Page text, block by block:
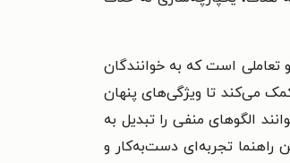
تعاملی است که به خوانندگان
می‌کند تا ویژگی‌های پنهان
الگوهای منفی را تبدیل به
راهنما تجربه‌ای دست‌به‌کار و